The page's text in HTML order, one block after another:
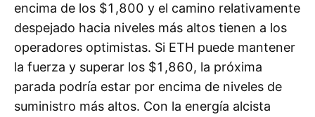
encima de los $1,800 y el camino relativamente
despejado hacia niveles más altos tienen a los
operadores optimistas. Si ETH puede mantener
la fuerza y superar los $1,860, la próxima
parada podría estar por encima de niveles de
suministro más altos. Con la energía alcista